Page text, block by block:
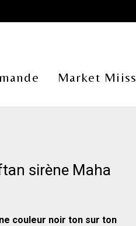
Market Miiss
sirène Maha
couleur noir ton sur ton